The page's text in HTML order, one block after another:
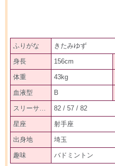
ふりがな きたみゆず
身長 156cm
体重 43kg
血液型 B
82 / 57 / 82
星座 射手座
出身地 埼玉
趣味 バドミントン